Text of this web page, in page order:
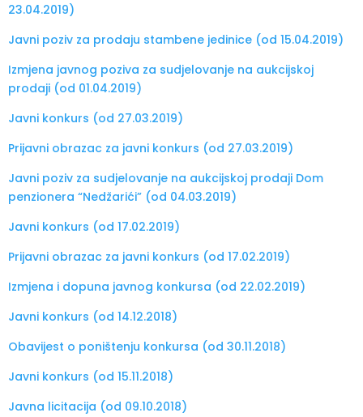
23.04.2019)
Javni poziv za prodaju stambene jedinice (od 15.04.2019)
Izmjena javnog poziva za sudjelovanje na aukcijskoj
prodaji (od 01.04.2019)
Javni konkurs (od 27.03.2019)
Prijavni obrazac za javni konkurs (od 27.03.2019)
Javni poziv za sudjelovanje na aukcijskoj prodaji Dom
penzionera “Nedžarići” (od 04.03.2019)
Javni konkurs (od 17.02.2019)
Prijavni obrazac za javni konkurs (od 17.02.2019)
Izmjena i dopuna javnog konkursa (od 22.02.2019)
Javni konkurs (od 14.12.2018)
Obavijest o poništenju konkursa (od 30.11.2018)
Javni konkurs (od 15.11.2018)
Javna licitacija (od 09.10.2018)